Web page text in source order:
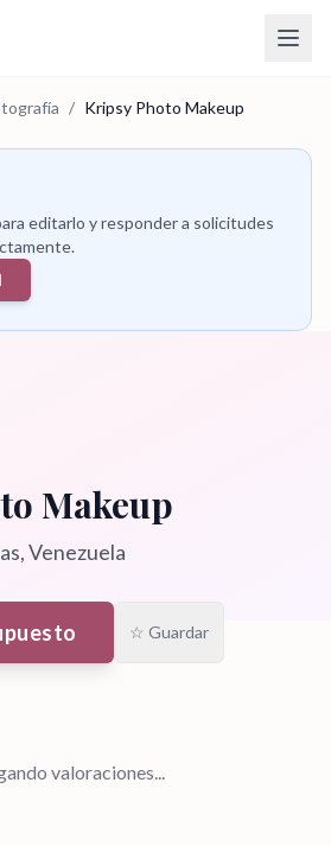
/ Kripsy Photo Makeup
editarlo y responder a solicitudes
Makeup
, Venezuela
☆ Guardar
valoraciones...